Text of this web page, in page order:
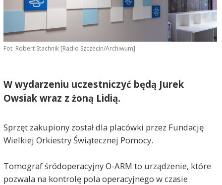
Fot. Robert Stachnik [Radio Szczecin/Archiwum]
W wydarzeniu uczestniczyć będą Jurek
Owsiak wraz z żoną Lidią.
Sprzęt zakupiony został dla placówki przez Fundację
Wielkiej Orkiestry Świątecznej Pomocy.
Tomograf śródoperacyjny O-ARM to urządzenie, które
pozwala na kontrolę pola operacyjnego w czasie